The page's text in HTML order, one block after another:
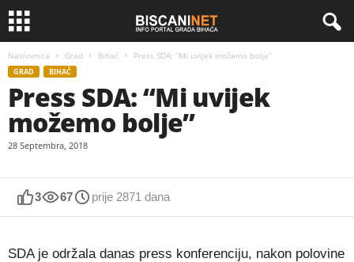
Naslovnica Grad Bihać Press SDA: “Mi uvijek možemo bolje”
GRAD BIHAĆ
Press SDA: “Mi uvijek
možemo bolje”
28 Septembra, 2018
3 67 prije 2871 dana
SDA je održala danas press konferenciju, nakon polovine